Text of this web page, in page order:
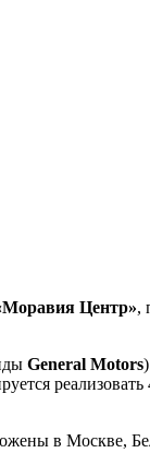
Центр»,
General Motors
в Москве,